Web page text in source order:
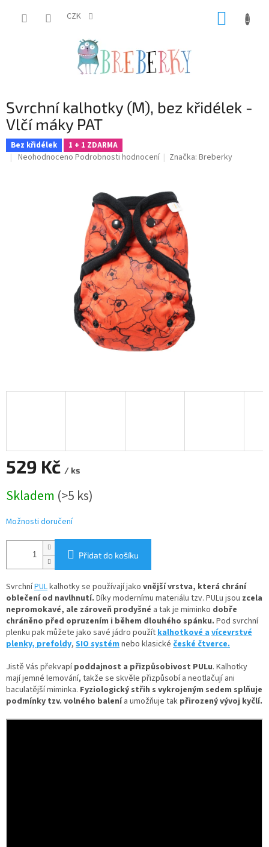
CZK
Svrchní kalhotky (M), bez křidélek -
Vlčí máky PAT
Bez křidélek 1 + 1 ZDARMA
Průměrné
Neohodnoceno Podrobnosti hodnocení Značka:Breberky
529 Kč / ks
cena:
Skladem (>5 ks)
Možnosti doručení
Přidat do košíku
SvrchníPULkalhotky se používají jako vnější vrstva, která chrání
oblečení od navlhnutí. Díkymodernímu materiálu tzv. PULu jsou zcela
nepromokavé, ale zároveň prodyšné a tak je miminko dobře
chráněno před opruzením i během dlouhého spánku. Pod svrchní
plenku pak můžete jako savé jádro použítkalhotkové avícevrstvé
plenky,prefoldy, SIO systémnebo klasické české čtverce.
Jistě Vás překvapípoddajnost a přizpůsobivost PULu. Kalhotky
mají jemné lemování, takže se skvěle přizpůsobí a neotlačují ani
baculatější miminka. Fyziologický střih s vykrojeným sedem splňuje
podmínky tzv. volného balenía umožňuje tak přirozený vývoj kyčlí.